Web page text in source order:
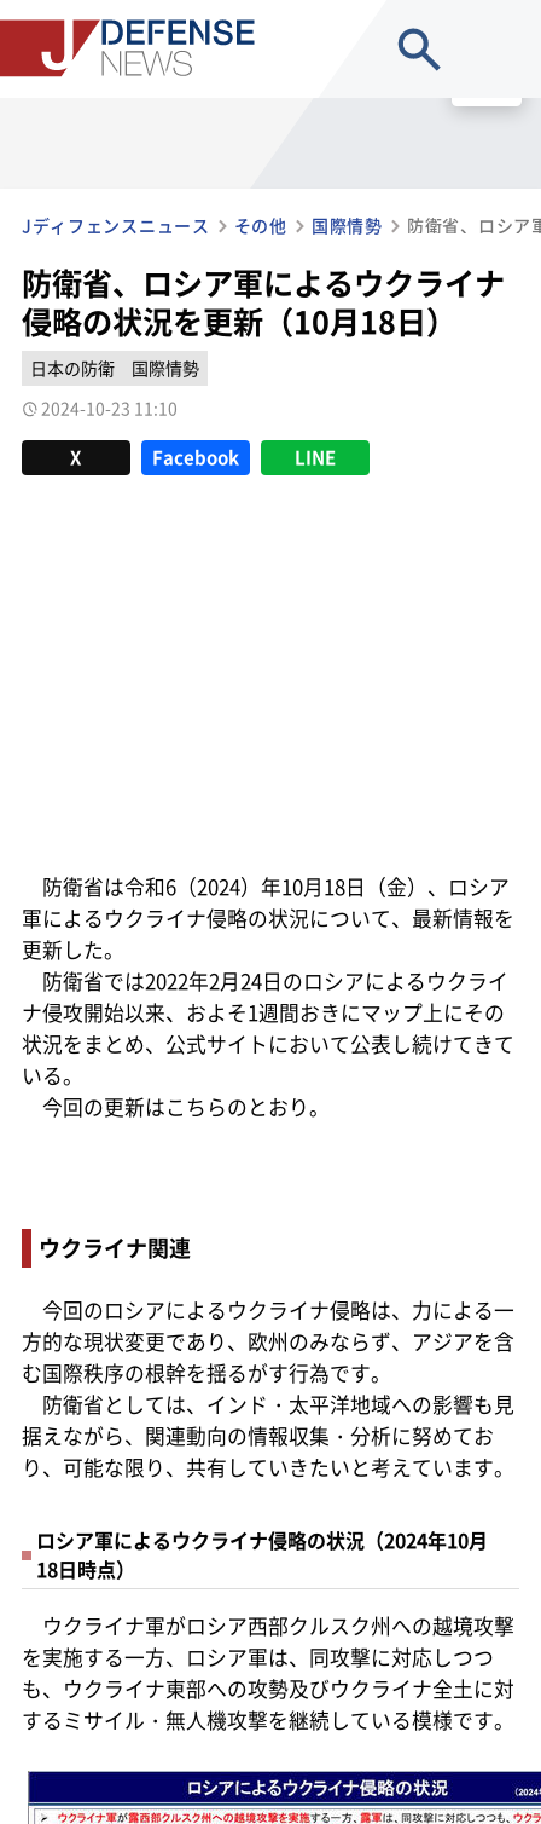
Jディフェンスニュース その他 国際情勢
防衛省、ロシア軍によるウクライナ
侵略の状況を更新（10月18日）
日本の防衛
国際情勢
2024-10-23 11:10
X Facebook LINE
防衛省は令和6（2024）年10月18日（金）、ロシア
軍によるウクライナ侵略の状況について、最新情報を
更新した。
防衛省では2022年2月24日のロシアによるウクライ
ナ侵攻開始以来、およそ1週間おきにマップ上にその
状況をまとめ、公式サイトにおいて公表し続けてきて
いる。
今回の更新はこちらのとおり。
ウクライナ関連
今回のロシアによるウクライナ侵略は、力による一
方的な現状変更であり、欧州のみならず、アジアを含
む国際秩序の根幹を揺るがす行為です。
防衛省としては、インド・太平洋地域への影響も見
据えながら、関連動向の情報収集・分析に努めてお
り、可能な限り、共有していきたいと考えています。
ロシア軍によるウクライナ侵略の状況（2024年10月
18日時点）
ウクライナ軍がロシア西部クルスク州への越境攻撃
を実施する一方、ロシア軍は、同攻撃に対応しつつ
も、ウクライナ東部への攻勢及びウクライナ全土に対
するミサイル・無人機攻撃を継続している模様です。